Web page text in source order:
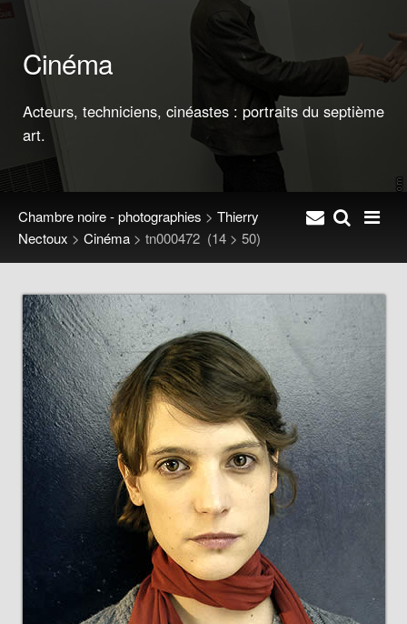
Cinéma
Acteurs, techniciens, cinéastes : portraits du septième
art.
Chambre noire - photographies > Thierry
Nectoux > Cinéma > tn000472 (14 > 50)